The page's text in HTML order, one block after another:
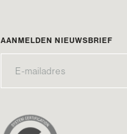
AANMELDEN NIEUWSBRIEF
*